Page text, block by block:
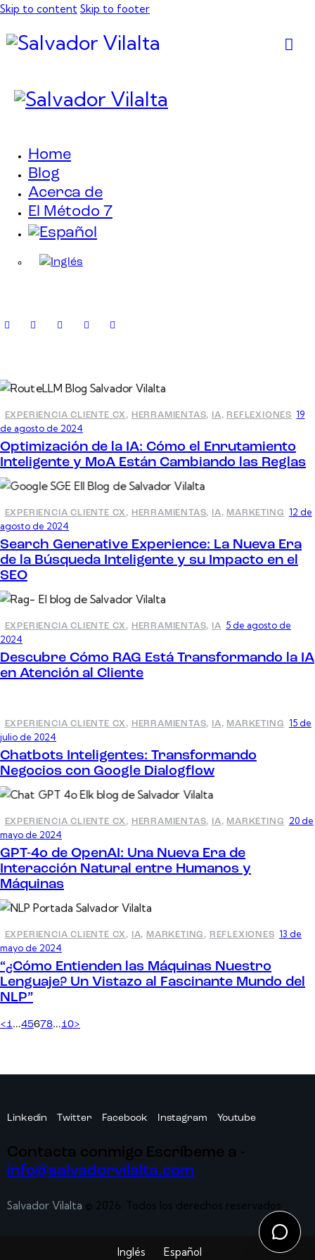
Skip to content Skip to footer
Home
Blog
Acerca de
El Método 7
EXPERIENCIA CLIENTE CX , HERRAMIENTAS, IA, REFLEXIONES
19
de agosto de 2024
Optimización de la IA: Cómo el Enrutamiento
Inteligente y MoA Están Cambiando las Reglas
EXPERIENCIA CLIENTE CX , HERRAMIENTAS, IA, MARKETING
12 de
agosto de 2024
Search Generative Experience: La Nueva Era
de la Búsqueda Inteligente y su Impacto en el
SEO
EXPERIENCIA CLIENTE CX , HERRAMIENTAS, IA
5 de agosto de
2024
Descubre Cómo RAG Está Transformando la IA
en Atención al Cliente
EXPERIENCIA CLIENTE CX , HERRAMIENTAS, IA, MARKETING
15 de
julio de 2024
Chatbots Inteligentes: Transformando
Negocios con Google Dialogflow
EXPERIENCIA CLIENTE CX , HERRAMIENTAS, IA, MARKETING
20 de
mayo de 2024
GPT-4o de OpenAI: Una Nueva Era de
Interacción Natural entre Humanos y
Máquinas
EXPERIENCIA CLIENTE CX , IA, MARKETING , REFLEXIONES
13 de
mayo de 2024
“¿Cómo Entienden las Máquinas Nuestro
Lenguaje? Un Vistazo al Fascinante Mundo del
NLP”
<1…45678…10>
Linkedin Twitter Facebook Instagram Youtube
Contacta conmigo Escríbeme a -
info@salvadorvilalta.com
Salvador Vilalta © 2026. Todos los derechos reservados
Inglés Español